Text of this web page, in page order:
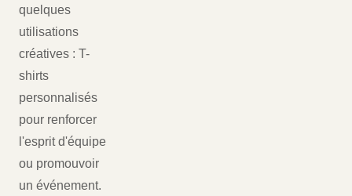
quelques
utilisations
créatives : T-
shirts
personnalisés
pour renforcer
l'esprit d'équipe
ou promouvoir
un événement.